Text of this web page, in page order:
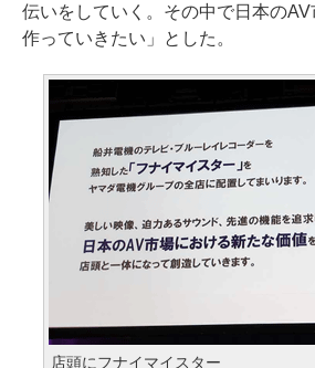
伝いをしていく。その中で日本の
作っていきたい」とした。
店頭にフナイマイスター